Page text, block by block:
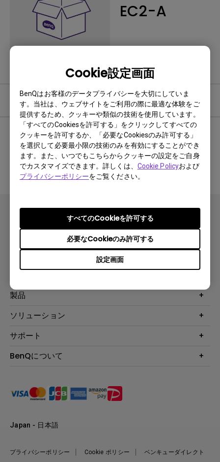
Cookie設定画面
BenQはお客様のデータプライバシーを大切にしていま
す。当社は、ウェブサイトをご利用の際に最適な体験をご
提供するため、クッキーや類似の技術を使用しています。
「すべてのCookiesを許可する」をクリックしてすべての
クッキーを許可するか、「必要なCookiesのみ許可する」
を選択して必要最小限の技術のみを有効にすることができ
ます。また、いつでもこちらからクッキーの設定をご自身
でカスタマイズできます。詳しくは、 Cookie Policyおよび
プライバシーポリシーをご覧ください。
設定画面
必要なCookieのみ許可する
すべてのCookieを許可する
EC2-A
FAQ
関連するFAQはありません
製品
プロジェクター
照明
Webカメラ
ソリューション
ビジネス向け
知識ページ
AQCOLOR
e-Sports
サポート
サポート
製品保守サービス終了のご案内
BenQについて
リーダーシップ
ニュース
プライバシーポリシー Cookie ポリシー
ベンキューダイレクト
Japan - 日本語